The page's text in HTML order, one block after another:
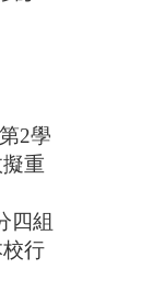
2學
重
四組
行